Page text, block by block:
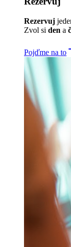
Rezervuj
Zvol si den a
Pojďme na to